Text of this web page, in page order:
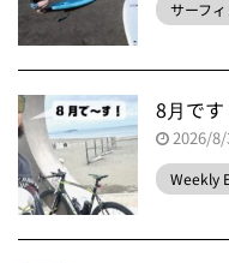
サーフ
8月です
2026/
Weekly